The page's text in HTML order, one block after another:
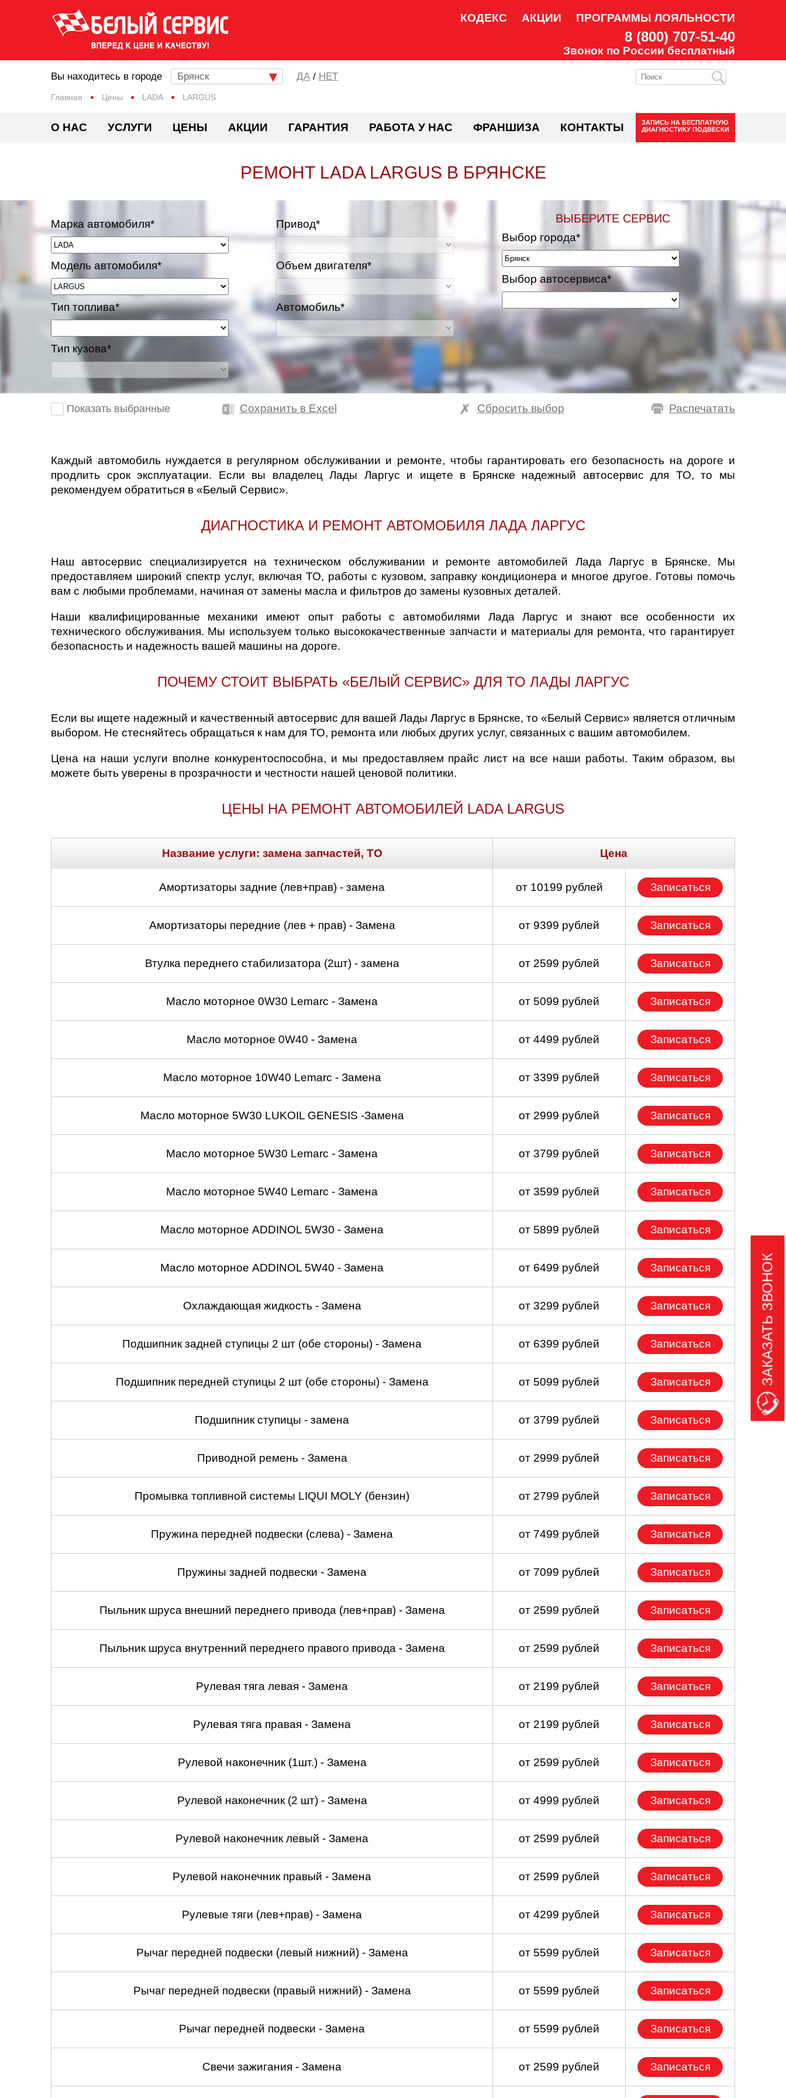
КОДЕКС АКЦИИ ПРОГРАММЫ ЛОЯЛЬНОСТИ
8 (800) 707-51-40
Звонок по России бесплатный
Главная Цены LADA LARGUS
Вы находитесь в городе Брянск / НЕТ
О НАС УСЛУГИ ЦЕНЫ АКЦИИ ГАРАНТИЯ РАБОТА У НАС ФРАНШИЗА КОНТАКТЫ ЗАПИСЬ НА БЕСПЛАТНУЮ
ДИАГНОСТИКУ ПОДВЕСКИ
РЕМОНТ LADA LARGUS В БРЯНСКЕ
Марка автомобиля*
Модель автомобиля*
Тип топлива*
Тип кузова*
Привод*
Объем двигателя*
Автомобиль*
ВЫБЕРИТЕ СЕРВИС
Выбор города*
Выбор автосервиса*
Показать выбранные Сохранить в Excel Распечатать
Сбросить выбор
Каждый автомобиль нуждается в регулярном обслуживании и ремонте, чтобы гарантировать его безопасность на дороге и
продлить срок эксплуатации. Если вы владелец Лады Ларгус и ищете в Брянске надежный автосервис для ТО, то мы
рекомендуем обратиться в «Белый Сервис».
ДИАГНОСТИКА И РЕМОНТ АВТОМОБИЛЯ ЛАДА ЛАРГУС
Наш автосервис специализируется на техническом обслуживании и ремонте автомобилей Лада Ларгус в Брянске. Мы
предоставляем широкий спектр услуг, включая ТО, работы с кузовом, заправку кондиционера и многое другое. Готовы помочь
вам с любыми проблемами, начиная от замены масла и фильтров до замены кузовных деталей.
Наши квалифицированные механики имеют опыт работы с автомобилями Лада Ларгус и знают все особенности их
технического обслуживания. Мы используем только высококачественные запчасти и материалы для ремонта, что гарантирует
безопасность и надежность вашей машины на дороге.
ПОЧЕМУ СТОИТ ВЫБРАТЬ «БЕЛЫЙ СЕРВИС» ДЛЯ ТО ЛАДЫ ЛАРГУС
Если вы ищете надежный и качественный автосервис для вашей Лады Ларгус в Брянске, то «Белый Сервис» является отличным
выбором. Не стесняйтесь обращаться к нам для ТО, ремонта или любых других услуг, связанных с вашим автомобилем.
Цена на наши услуги вполне конкурентоспособна, и мы предоставляем прайс лист на все наши работы. Таким образом, вы
можете быть уверены в прозрачности и честности нашей ценовой политики.
ЦЕНЫ НА РЕМОНТ АВТОМОБИЛЕЙ LADA LARGUS
Название услуги: замена запчастей, ТО Цена
Амортизаторы задние (лев+прав) - замена от 10199 рублей Записаться
Амортизаторы передние (лев + прав) - Замена от 9399 рублей Записаться
Втулка переднего стабилизатора (2шт) - замена от 2599 рублей Записаться
Масло моторное 0W30 Lemarc - Замена от 5099 рублей Записаться
Масло моторное 0W40 - Замена от 4499 рублей Записаться
Масло моторное 10W40 Lemarc - Замена от 3399 рублей Записаться
Масло моторное 5W30 LUKOIL GENESIS -Замена от 2999 рублей Записаться
Масло моторное 5W30 Lemarc - Замена от 3799 рублей Записаться
Масло моторное 5W40 Lemarc - Замена от 3599 рублей Записаться
Масло моторное ADDINOL 5W30 - Замена от 5899 рублей Записаться
Масло моторное ADDINOL 5W40 - Замена от 6499 рублей Записаться
Охлаждающая жидкость - Замена от 3299 рублей Записаться
Подшипник задней ступицы 2 шт (обе стороны) - Замена от 6399 рублей Записаться
Подшипник передней ступицы 2 шт (обе стороны) - Замена от 5099 рублей Записаться
Подшипник ступицы - замена от 3799 рублей Записаться
Приводной ремень - Замена от 2999 рублей Записаться
Промывка топливной системы LIQUI MOLY (бензин) от 2799 рублей Записаться
Пружина передней подвески (слева) - Замена от 7499 рублей Записаться
Пружины задней подвески - Замена от 7099 рублей Записаться
Пыльник шруса внешний переднего привода (лев+прав) - Замена от 2599 рублей Записаться
Пыльник шруса внутренний переднего правого привода - Замена от 2599 рублей Записаться
Рулевая тяга левая - Замена от 2199 рублей Записаться
Рулевая тяга правая - Замена от 2199 рублей Записаться
Рулевой наконечник (1шт.) - Замена от 2599 рублей Записаться
Рулевой наконечник (2 шт) - Замена от 4999 рублей Записаться
Рулевой наконечник левый - Замена от 2599 рублей Записаться
Рулевой наконечник правый - Замена от 2599 рублей Записаться
Рулевые тяги (лев+прав) - Замена от 4299 рублей Записаться
Рычаг передней подвески (левый нижний) - Замена от 5599 рублей Записаться
Рычаг передней подвески (правый нижний) - Замена от 5599 рублей Записаться
Рычаг передней подвески - Замена от 5599 рублей Записаться
Свечи зажигания - Замена от 2599 рублей Записаться
ЗАКАЗАТЬ ЗВОНОК